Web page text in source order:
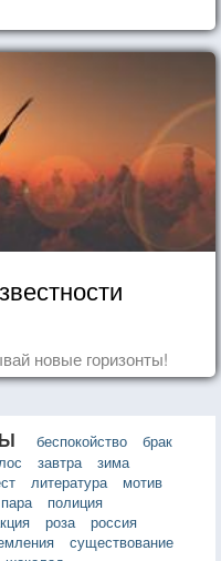
новые горизонты!
беспокойство
брак
завтра
зима
литература
мотив
пара
полиция
роза
россия
существование